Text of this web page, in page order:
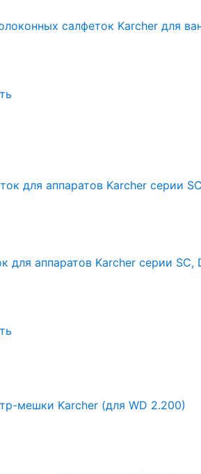
салфеток Karcher для
для аппаратов Karcher серии SC,